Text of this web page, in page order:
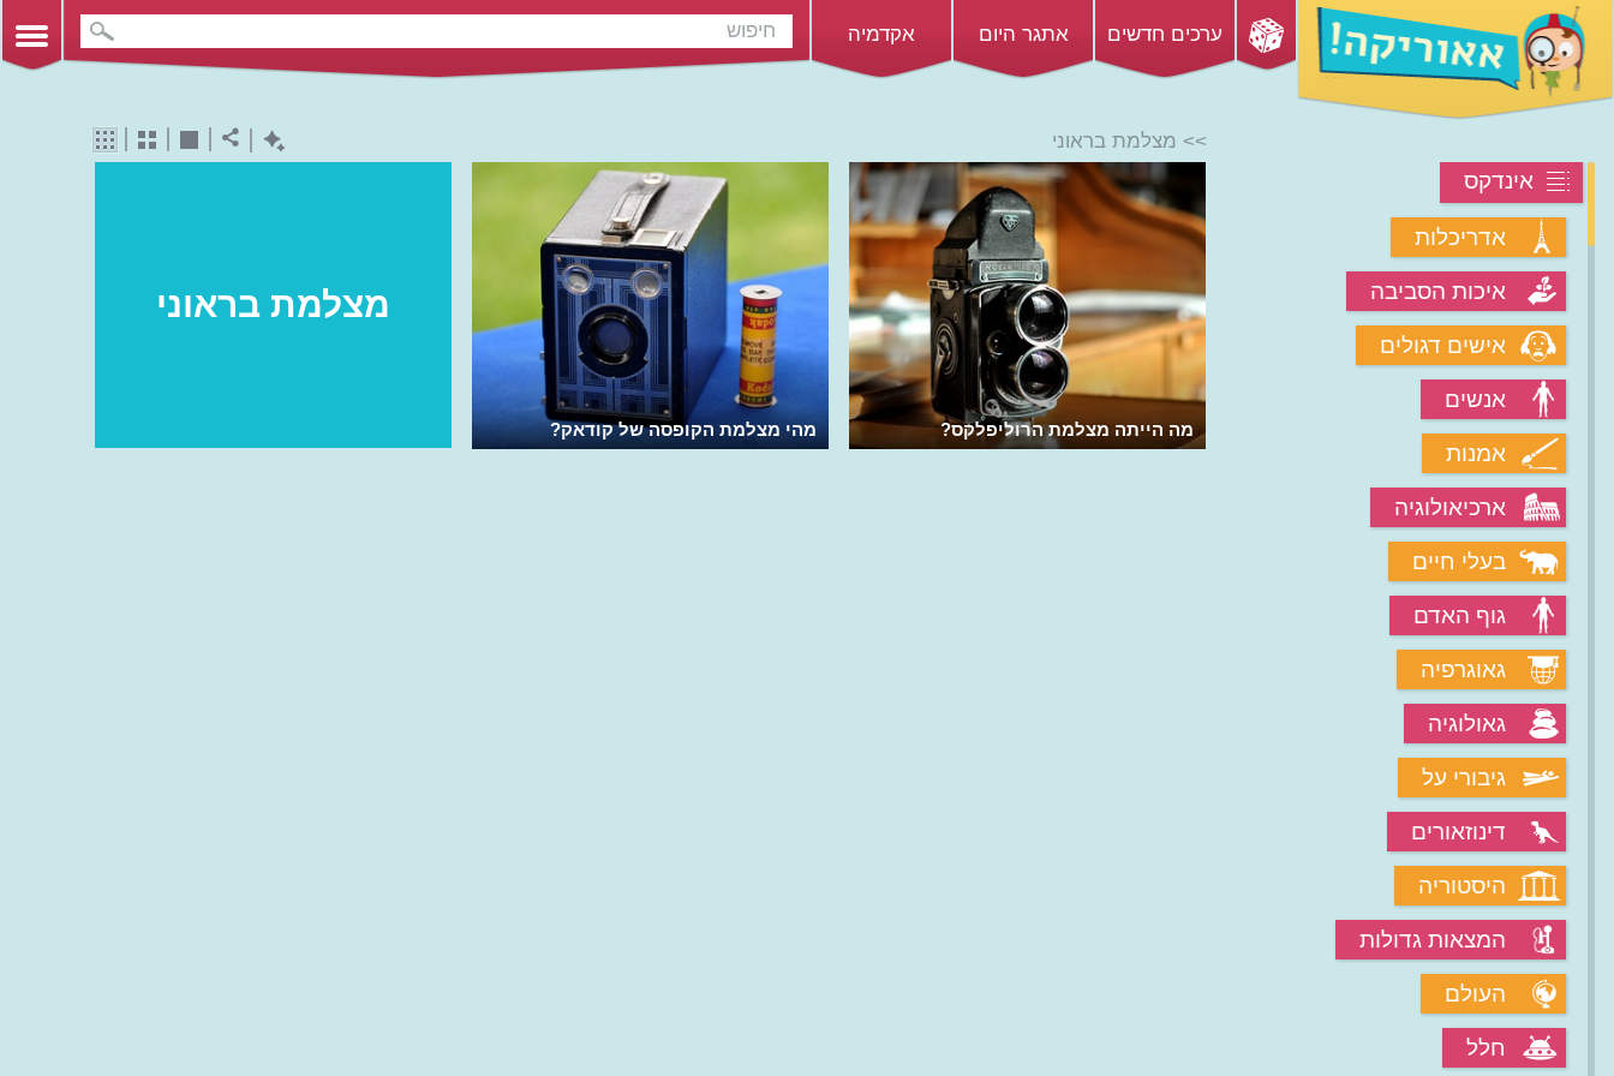
ערכים חדשים אתגר היום אקדמיה
אינדקס
אדריכלות
איכות הסביבה
אישים דגולים
אנשים
אמנות
ארכיאולוגיה
בעלי חיים
גוף האדם
גאוגרפיה
גאולוגיה
גיבורי על
דינוזאורים
היסטוריה
המצאות גדולות
העולם
חלל
>> מצלמת בראוני
מצלמת בראוני
מהי מצלמת הקופסה של קודאק? מה הייתה מצלמת הרוליפלקס?